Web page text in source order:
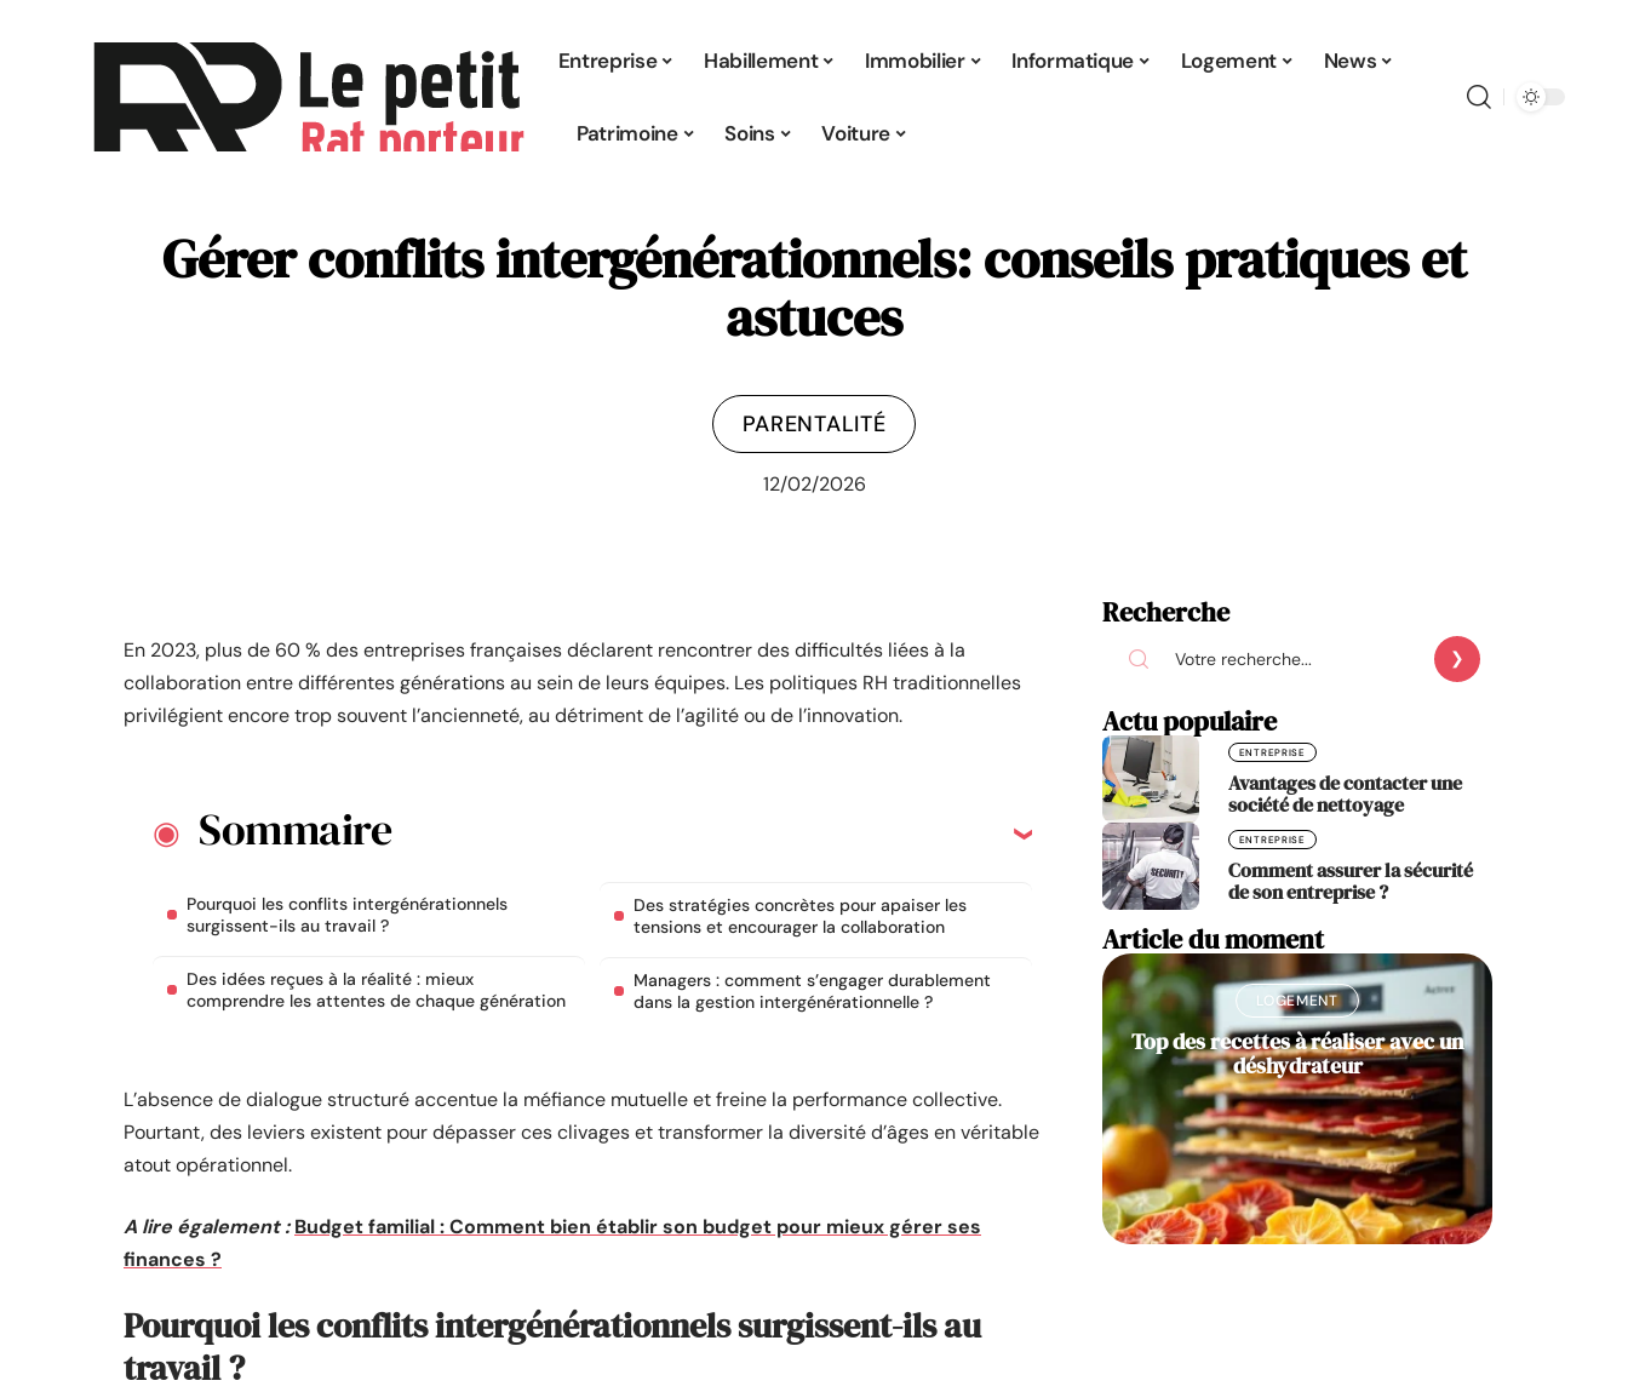
Activités Entreprise Habillement Immobilier Informatique Logement News
Parentalité Patrimoine Soins Voiture
Gérer conflits intergénérationnels: conseils pratiques et
astuces
PARENTALITÉ
12/02/2026
En 2023, plus de 60 % des entreprises françaises déclarent rencontrer des difficultés liées à la
collaboration entre différentes générations au sein de leurs équipes. Les politiques RH traditionnelles
privilégient encore trop souvent l’ancienneté, au détriment de l’agilité ou de l’innovation.
Sommaire
Pourquoi les conflits intergénérationnels
surgissent-ils au travail ?
Des idées reçues à la réalité : mieux
comprendre les attentes de chaque génération
Des stratégies concrètes pour apaiser les
tensions et encourager la collaboration
Managers : comment s’engager durablement
dans la gestion intergénérationnelle ?
L’absence de dialogue structuré accentue la méfiance mutuelle et freine la performance collective.
Pourtant, des leviers existent pour dépasser ces clivages et transformer la diversité d’âges en véritable
atout opérationnel.
A lire également : Budget familial : Comment bien établir son budget pour mieux gérer ses
finances ?
Pourquoi les conflits intergénérationnels surgissent-ils au
travail ?
Recherche
Actu populaire
ENTREPRISE
Avantages de contacter une
société de nettoyage
ENTREPRISE
Comment assurer la sécurité
de son entreprise ?
Article du moment
LOGEMENT
Top des recettes à réaliser avec un
déshydrateur